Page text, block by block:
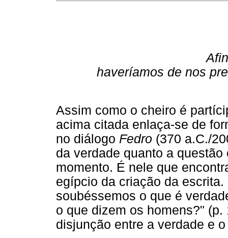
haveríamos de nos
Assim como o cheiro é
acima citada enlaça-se de
no diálogo Fedro (370 a.C./
da verdade quanto a
momento. É nele que
egípcio da criação da
soubéssemos o que é
o que dizem os homens?"
disjunção entre a verdade e